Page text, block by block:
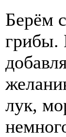
Берём
грибы.
лук,